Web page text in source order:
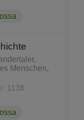
Menschen,
1136